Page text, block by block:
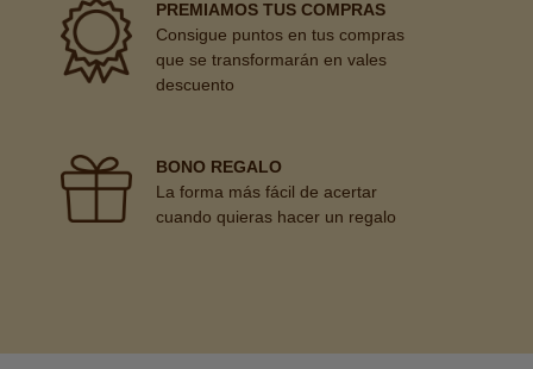
PREMIAMOS TUS COMPRAS
Consigue puntos en tus compras
que se transformarán en vales
descuento
BONO REGALO
La forma más fácil de acertar
cuando quieras hacer un regalo